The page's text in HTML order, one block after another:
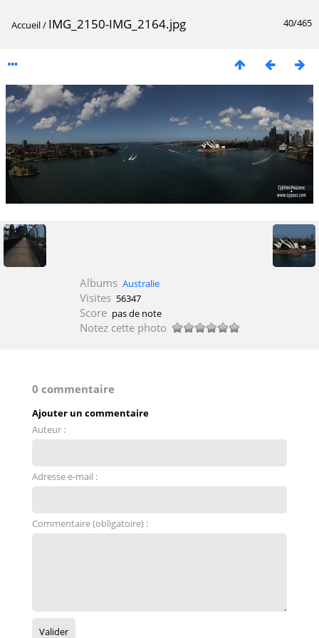
40/465
Accueil/ IMG_2150-IMG_2164.jpg
Albums Australie
Visites 56347
Score pas de note
Notez cette photo
0 commentaire
Ajouter un commentaire
Auteur :
Adresse e-mail :
Commentaire (obligatoire) :